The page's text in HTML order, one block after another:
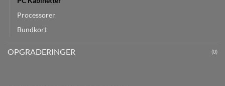
Processorer
Bundkort
OPGRADERINGER (0)